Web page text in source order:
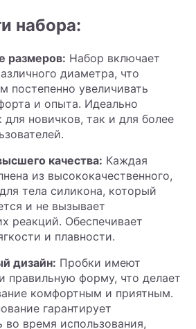
набора:
размеров: Набор включает
диаметра, что
постепенно увеличивать
и опыта. Идеально
для новичков, так и для более
качества: Каждая
из высококачественного,
тела силикона, который
и не вызывает
реакций. Обеспечивает
и плавности.
дизайн: Пробки имеют
правильную форму, что делает
комфортным и приятным.
гарантирует
во время использования,